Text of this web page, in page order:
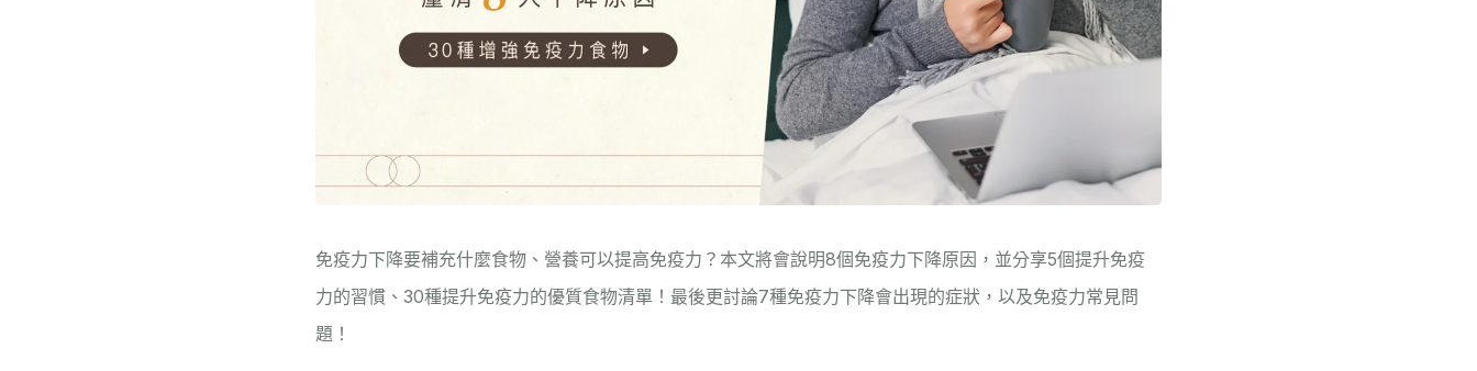
免疫力下降要補充什麼食物、營養可以提高免疫力？本文將會說明8個免疫力下降原因，並分享5個提升免疫
力的習慣、30種提升免疫力的優質食物清單！最後更討論7種免疫力下降會出現的症狀，以及免疫力常見問
題！